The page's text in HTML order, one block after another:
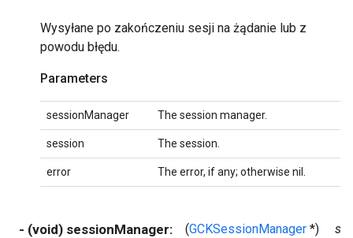
Wysyłane po zakończeniu sesji na żądanie lub z
powodu błędu.
Parameters
sessionManager The session manager.
session The session.
error The error, if any; otherwise nil.
- (void) sessionManager: (GCKSessionManager *)